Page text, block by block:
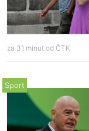
za 31 minut od ČTK
Sport